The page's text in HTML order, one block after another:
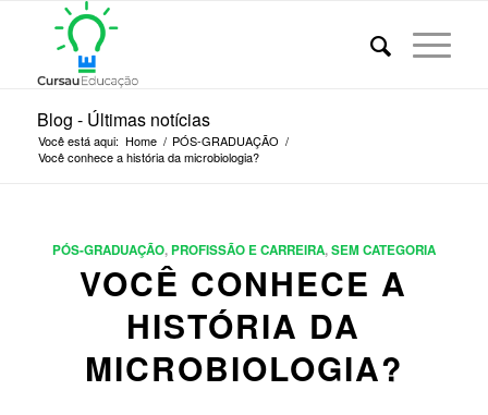
Blog - Últimas notícias
Você está aqui: Home / PÓS-GRADUAÇÃO /
Você conhece a história da microbiologia?
PÓS-GRADUAÇÃO,PROFISSÃO E CARREIRA,SEM CATEGORIA
VOCÊ CONHECE A
HISTÓRIA DA
MICROBIOLOGIA?